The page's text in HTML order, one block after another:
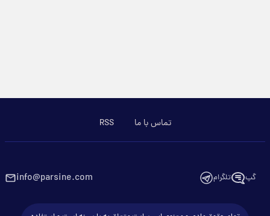
تماس با ما RSS
گپ تلگرام info@parsine.com